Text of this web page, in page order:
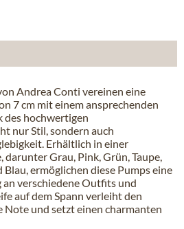
Andrea Conti vereinen eine
7 cm mit einem ansprechenden
des hochwertigen
nur Stil, sondern auch
Erhältlich in einer
Grau, Pink, Grün, Taupe,
ermöglichen diese Pumps eine
verschiedene Outfits und
auf dem Spann verleiht den
Note und setzt einen charmanten